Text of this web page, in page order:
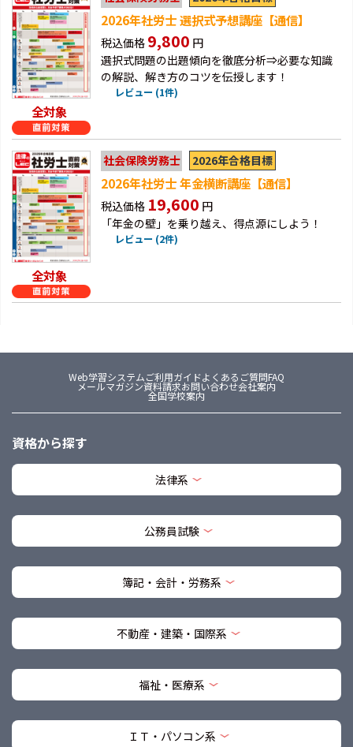
全対象
2026年社労士 選択式予想講座【通信】
税込価格 9,800 円
選択式問題の出題傾向を徹底分析⇒必要な知識
の解説、解き方のコツを伝授します！
レビュー (1件)
全対象
社会保険労務士 2026年合格目標
2026年社労士 年金横断講座【通信】
税込価格 19,600 円
「年金の壁」を乗り越え、得点源にしよう！
レビュー (2件)
Web学習システムご利用ガイドよくあるご質問FAQ
メールマガジン資料請求お問い合わせ会社案内
全国学校案内
資格から探す
法律系
公務員試験
簿記・会計・労務系
不動産・建築・国際系
福祉・医療系
ＩＴ・パソコン系